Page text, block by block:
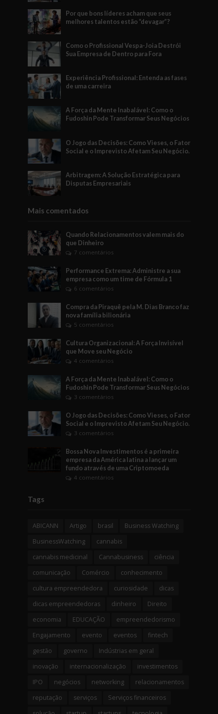
Por que bons líderes acham que seus
melhores talentos estão “devagar”?
Como o Profissional Vespa-Joia Destrói
Sua Empresa de Dentro para Fora
Experiência Profissional: Entenda as fases
de uma carreira
A Força da Mente Inabalável: Como o
Fudoshin Pode Transformar Seus Negócios
O Jogo das Decisões: Como Vieses, o Fator
Social e o Imprevisto Afetam Seu Negócio.
Arbitragem: A Solução Estratégica para
Disputas Empresariais
Mais comentados
Quando Relacionamentos valem mais do
que Dinheiro
7 comentários
Performance Extrema: Administre a sua
empresa como um time de Fórmula 1
6 comentários
Compra da Piraquê pela M. Dias Branco faz
nova família bilionária
5 comentários
Cultura Organizacional: A Força Invisível
que Move seu Negócio
4 comentários
A Força da Mente Inabalável: Como o
Fudoshin Pode Transformar Seus Negócios
3 comentários
O Jogo das Decisões: Como Vieses, o Fator
Social e o Imprevisto Afetam Seu Negócio.
3 comentários
Bossa Nova Investimentos é a primeira
empresa da América latina a lançar um
fundo através de uma Criptomoeda
4 comentários
Tags
ABICANN Artigo brasil
Business Watching
BusinessWatching
cannabis
cannabis medicinal
Cannabusiness
ciência
comunicação
Comércio
conhecimento
cultura empreendedora
curiosidade
dicas
dicas empreendedoras
dinheiro
Direito
economia
EDUCAÇÃO
empreendedorismo
Engajamento
evento eventos
fintech
gestão
governo
Indústrias em geral
inovação
internacionalização
investimentos
IPO
negócios networking
relacionamentos
reputação
serviços
Serviços financeiros